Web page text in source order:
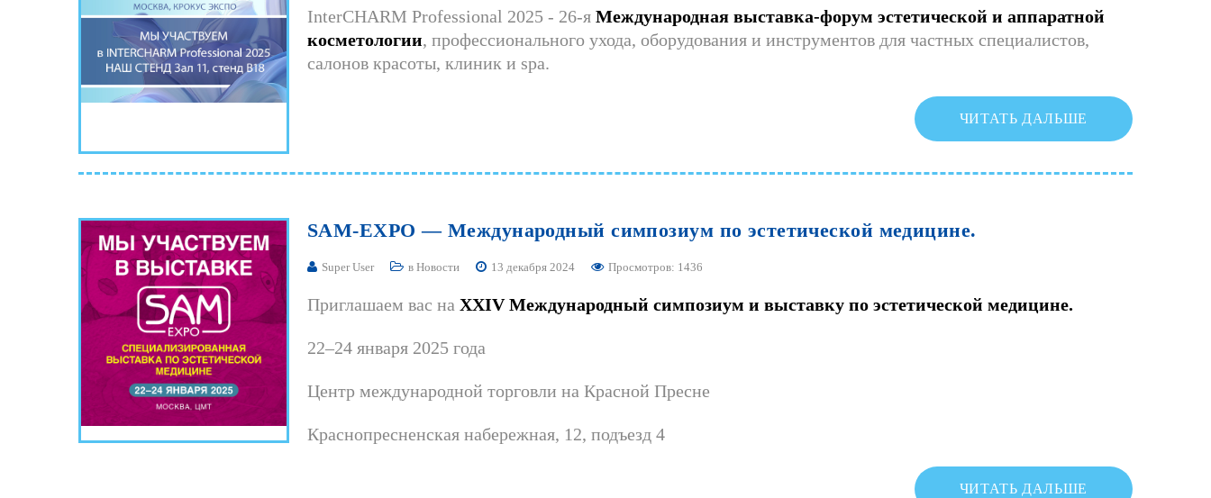
пластики SoftFil
ЭКО RI.MOS.
Методика Vaginal Narrower
Вагинальные нити Dermafil
инструментарий
(гинекология)
InterCHARM Professional 2025 - 26-я Международная выставка-форум эстетической и аппаратной
косметологии, профессионального ухода, оборудования и инструментов для частных специалистов,
салонов красоты, клиник и spa.
ЧИТАТЬ ДАЛЬШЕ
SAM-EXPO — Международный симпозиум по эстетической медицине.
Super User в Новости 13 декабря 2024 Просмотров: 1436
Приглашаем вас на XXIV Международный симпозиум и выставку по эстетической медицине.
22–24 января 2025 года
Центр международной торговли на Красной Пресне
Краснопресненская набережная, 12, подъезд 4
ЧИТАТЬ ДАЛЬШЕ